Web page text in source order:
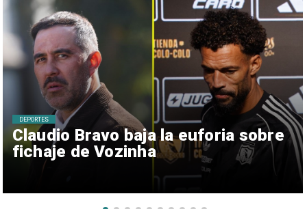
Claudio Bravo baja la euforia sobre
fichaje de Vozinha
DEPORTES